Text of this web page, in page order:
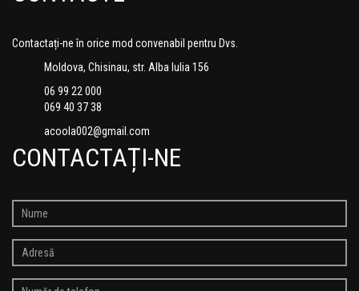
Contactați-ne în orice mod convenabil pentru Dvs.
Moldova, Chisinau, str. Alba Iulia 156
06 99 22 000
069 40 37 38
acoola002@gmail.com
CONTACTAȚI-NE